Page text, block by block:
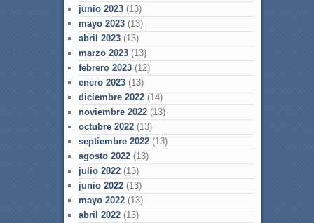
junio 2023(13)
mayo 2023(13)
abril 2023(13)
marzo 2023(13)
febrero 2023(12)
enero 2023(13)
diciembre 2022(14)
noviembre 2022(13)
octubre 2022(13)
septiembre 2022(13)
agosto 2022(13)
julio 2022(13)
junio 2022(13)
mayo 2022(13)
abril 2022(13)